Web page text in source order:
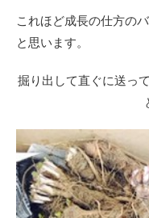
これほど成長の仕方の
と思います。
掘り出して直ぐに送っ